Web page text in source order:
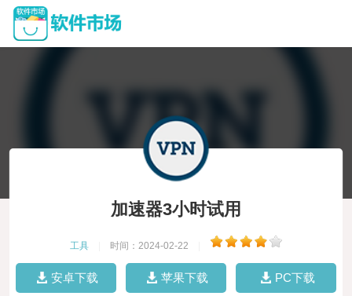
加速器3小时试用
工具 时间：2024-02-22
安卓下载 苹果下载 PC下载